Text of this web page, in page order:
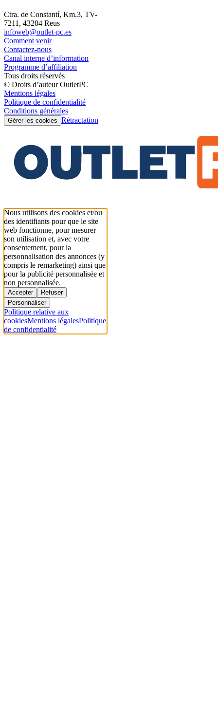
Ctra. de Constantí, Km.3, TV-
7211, 43204 Reus
infoweb@outlet-pc.es
Comment venir
Contactez-nous
Canal interne d’information
Programme d’affiliation
Tous droits réservés
© Droits d’auteur OutletPC
Mentions légales
Politique de confidentialité
Conditions générales
Gérer les cookies Rétractation
Nous utilisons des cookies et/ou
des identifiants pour que le site
web fonctionne, pour mesurer
son utilisation et, avec votre
consentement, pour la
personnalisation des annonces (y
compris le remarketing) ainsi que
pour la publicité personnalisée et
non personnalisée.
Accepter
Refuser
Personnaliser
Politique relative aux
cookiesMentions légalesPolitique
de confidentialité